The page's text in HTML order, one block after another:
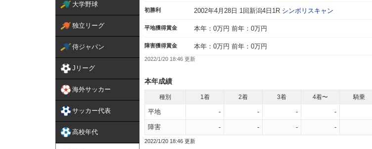
大学野球
独立リーグ
侍ジャパン
Jリーグ
海外サッカー
サッカー代表
高校年代
初勝利 2002年4月28日 1回新潟4日1R シンボリスキャン
平地獲得賞金 本年：0万円 前年：0万円
障害獲得賞金 本年：0万円 前年：0万円
2022/1/20 18:46 更新
本年成績
種別 1着 2着 3着 4着〜 騎乗
平地 - - - -
障害 - - - -
2022/1/20 18:46 更新